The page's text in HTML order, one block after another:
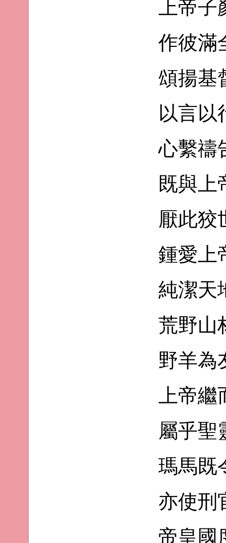
上帝
作彼滿
頌揚基
以言以
心繫禱
既與上
厭此狡
鍾愛上
純潔天
荒野山
野羊為
上帝
屬乎聖
瑪馬既
亦使刑
帝皇國